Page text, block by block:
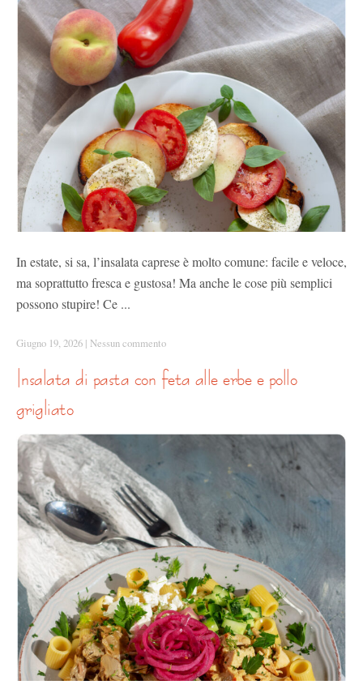
In estate, si sa, l’insalata caprese è molto comune: facile e veloce,
ma soprattutto fresca e gustosa! Ma anche le cose più semplici
possono stupire! Ce ...
Giugno 19, 2026 | Nessun commento
insalata di pasta con feta alle erbe e pollo
grigliato